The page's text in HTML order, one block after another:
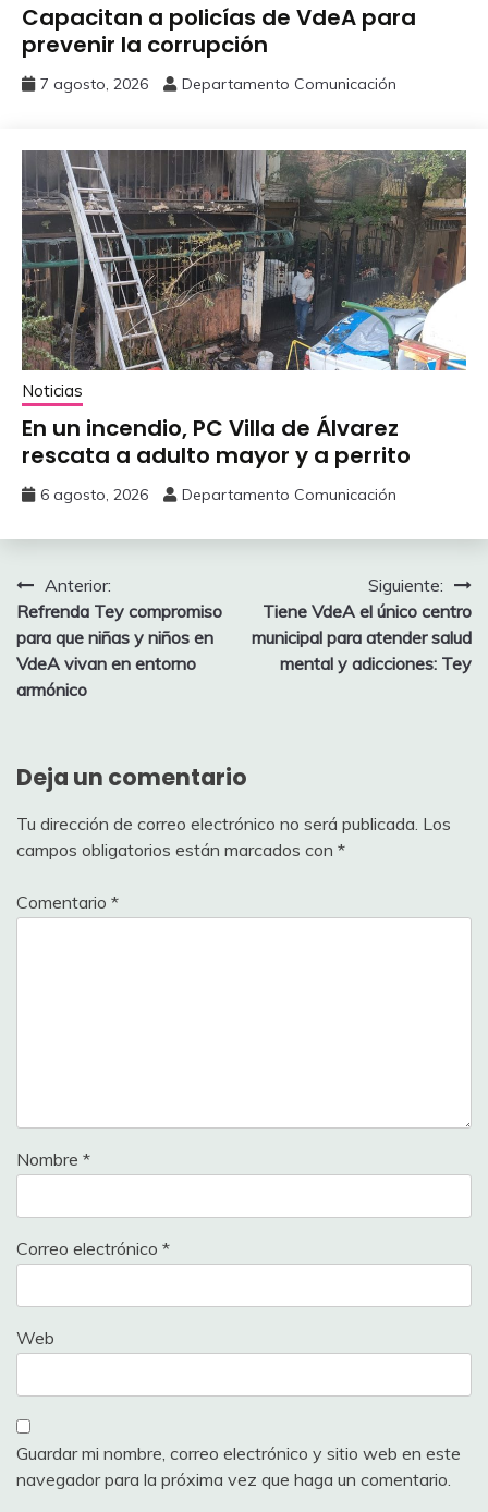
Capacitan a policías de VdeA ‎para
prevenir la corrupción
7 agosto, 2026 Departamento Comunicación
Noticias
En un incendio, PC Villa de Álvarez
‎rescata a adulto mayor y a perrito
6 agosto, 2026 Departamento Comunicación
Navegación
de
entradas
Anterior:
Refrenda Tey compromiso
para que niñas y niños en
VdeA vivan en entorno
armónico
Siguiente:
Tiene VdeA el único centro
municipal para atender salud
mental y adicciones: Tey
Deja un comentario
Tu dirección de correo electrónico no será publicada. Los
campos obligatorios están marcados con *
Comentario *
Nombre *
Correo electrónico *
Web
Guardar mi nombre, correo electrónico y sitio web en este
navegador para la próxima vez que haga un comentario.